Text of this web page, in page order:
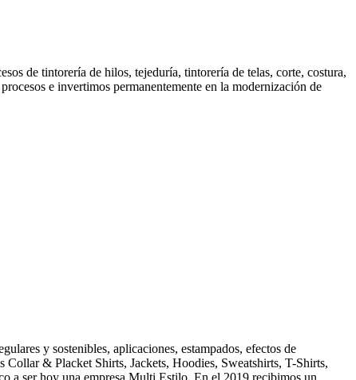
de tintorería de hilos, tejeduría, tintorería de telas, corte, costura,
e invertimos permanentemente en la modernización de
y sostenibles, aplicaciones, estampados, efectos de
Collar & Placket Shirts, Jackets, Hoodies, Sweatshirts, T-Shirts,
a ser hoy una empresa Multi Estilo. En el 2019 recibimos un